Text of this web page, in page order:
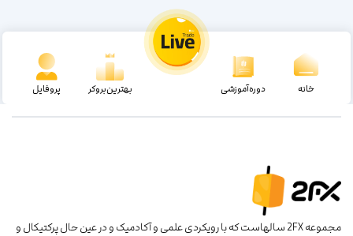
خانه دوره‌آموزشی بهترین‌بروکر پروفایل
مجموعه 2FX سالهاست که با رویکردی علمی و آکادمیک و در عین حال پرکتیکال و